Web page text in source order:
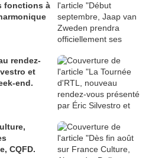
fonctions à
rendez-
et
end.
CQFD.